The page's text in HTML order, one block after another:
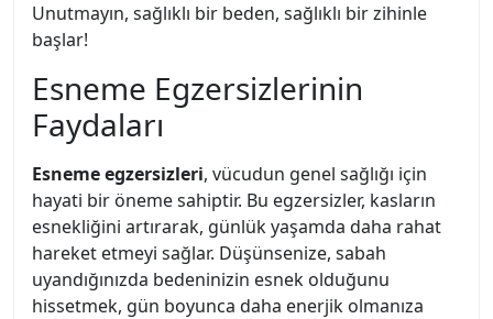
Unutmayın, sağlıklı bir beden, sağlıklı bir zihinle
başlar!
Esneme Egzersizlerinin
Faydaları
Esneme egzersizleri, vücudun genel sağlığı için
hayati bir öneme sahiptir. Bu egzersizler, kasların
esnekliğini artırarak, günlük yaşamda daha rahat
hareket etmeyi sağlar. Düşünsenize, sabah
uyandığınızda bedeninizin esnek olduğunu
hissetmek, gün boyunca daha enerjik olmanıza